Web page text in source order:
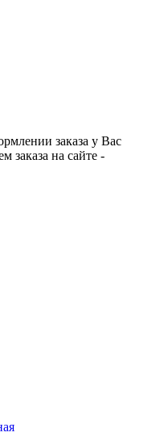
заказа у Вас
заказа на сайте -